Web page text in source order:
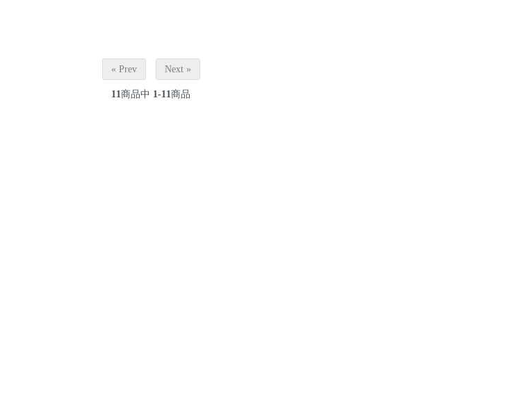
« Prev Next »
11商品中 1-11商品